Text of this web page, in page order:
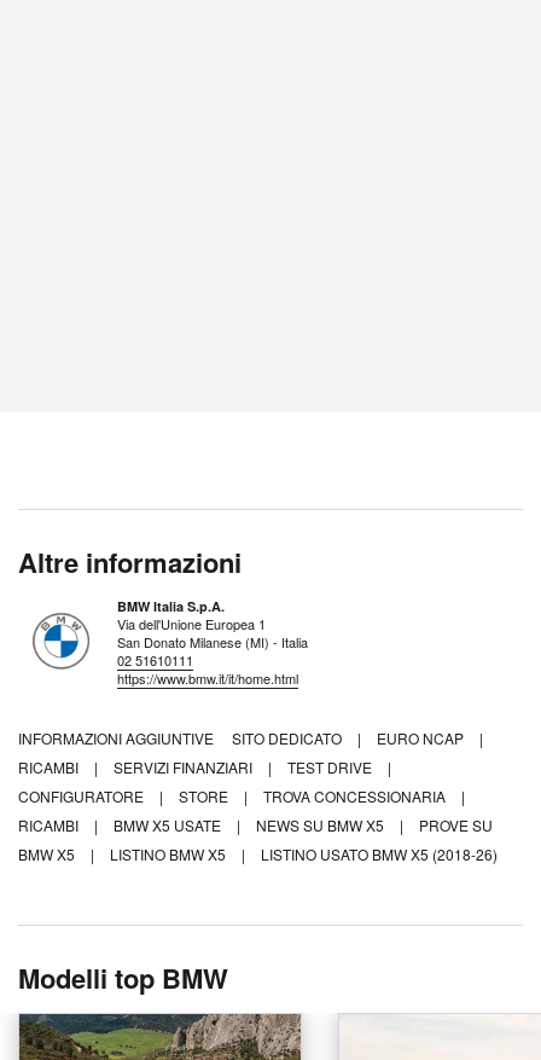
Altre informazioni
BMW Italia S.p.A.
Via dell'Unione Europea 1
San Donato Milanese (MI) - Italia
02 51610111
https://www.bmw.it/it/home.html
INFORMAZIONI AGGIUNTIVE SITO DEDICATO | EURO NCAP
|
RICAMBI
| SERVIZI FINANZIARI | TEST DRIVE
|
CONFIGURATORE
| STORE | TROVA CONCESSIONARIA
|
RICAMBI
| BMW X5 USATE | NEWS SU BMW X5 |
PROVE SU
BMW X5
| LISTINO BMW X5 | LISTINO USATO BMW X5 (2018-26)
Modelli top BMW